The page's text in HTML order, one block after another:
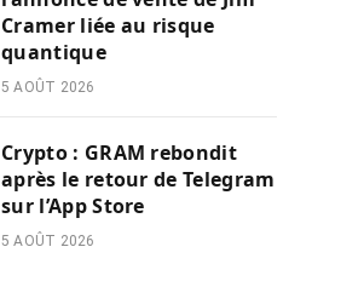
Cramer liée au risque
quantique
5 AOÛT 2026
Crypto : GRAM rebondit
après le retour de Telegram
sur l’App Store
5 AOÛT 2026